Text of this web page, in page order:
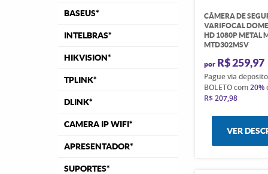
BASEUS*
INTELBRAS*
HIKVISION*
TPLINK*
DLINK*
CAMERA IP WIFI*
APRESENTADOR*
SUPORTES*
CÂMERA DE
VARIFOCAL
HD 1080P METAL
MTD302MSV
por R$ 259,97
Pague via
BOLETO com20%
R$ 207,98
VER